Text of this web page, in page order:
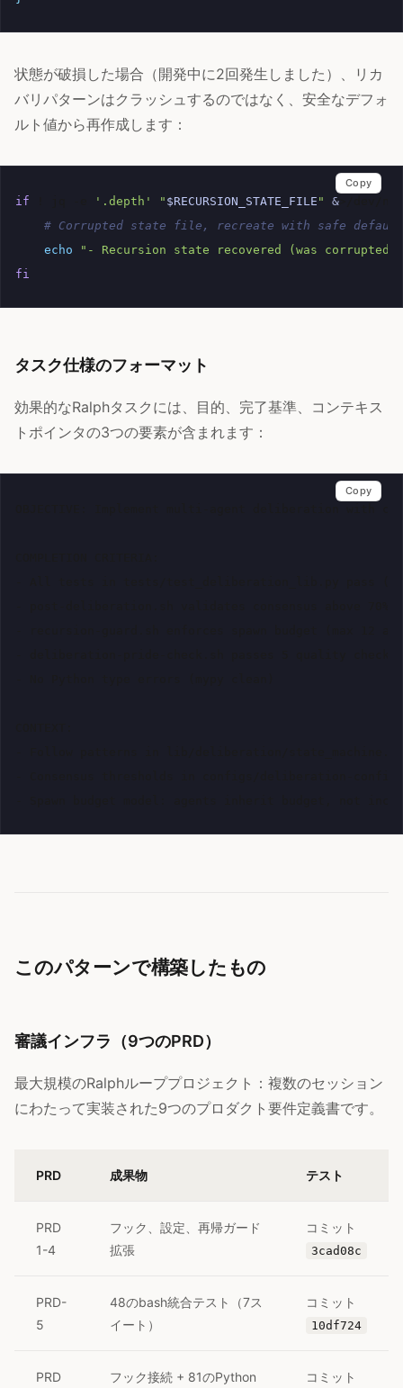
状態が破損した場合（開発中に2回発生しました）、リカ
バリパターンはクラッシュするのではなく、安全なデフォ
ルト値から再作成します：
if '.depth' " $RECURSION_STATE_FILE " &
# Corrupted state file, recreate with safe
echo
"- Recursion state recovered (was corrupted)"
fi
Copy
タスク仕様のフォーマット
効果的なRalphタスクには、目的、完了基準、コンテキス
トポインタの3つの要素が含まれます：
Copy
このパターンで構築したもの
審議インフラ（9つのPRD）
最大規模のRalphループプロジェクト：複数のセッション
にわたって実装された9つのプロダクト要件定義書です。
PRD 成果物 テスト
PRD
1-4
フック、設定、再帰ガード
拡張
コミット
3cad08c
PRD-
5
48のbash統合テスト（7ス
イート）
コミット
10df724
PRD
フック接続 + 81のPython
コミット